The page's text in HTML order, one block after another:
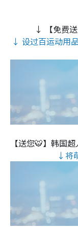
↓ 【免费
↓ 设过百运动用
【送您🐯】韩国
↓将